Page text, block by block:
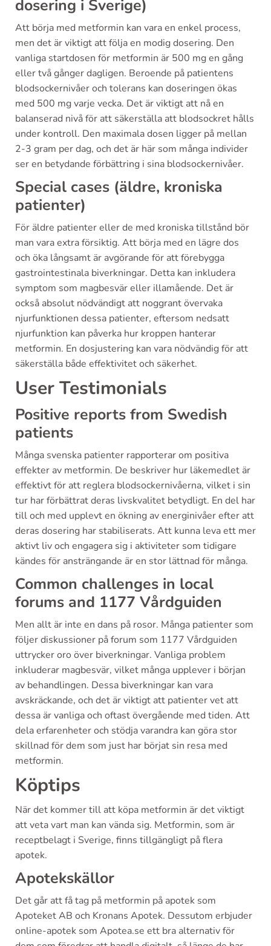
dosering i Sverige)
Att börja med metformin kan vara en enkel process,
men det är viktigt att följa en modig dosering. Den
vanliga startdosen för metformin är 500 mg en gång
eller två gånger dagligen. Beroende på patientens
blodsockernivåer och tolerans kan doseringen ökas
med 500 mg varje vecka. Det är viktigt att nå en
balanserad nivå för att säkerställa att blodsockret hålls
under kontroll. Den maximala dosen ligger på mellan
2-3 gram per dag, och det är här som många individer
ser en betydande förbättring i sina blodsockernivåer.
Special cases (äldre, kroniska
patienter)
För äldre patienter eller de med kroniska tillstånd bör
man vara extra försiktig. Att börja med en lägre dos
och öka långsamt är avgörande för att förebygga
gastrointestinala biverkningar. Detta kan inkludera
symptom som magbesvär eller illamående. Det är
också absolut nödvändigt att noggrant övervaka
njurfunktionen dessa patienter, eftersom nedsatt
njurfunktion kan påverka hur kroppen hanterar
metformin. En dosjustering kan vara nödvändig för att
säkerställa både effektivitet och säkerhet.
User Testimonials
Positive reports from Swedish
patients
Många svenska patienter rapporterar om positiva
effekter av metformin. De beskriver hur läkemedlet är
effektivt för att reglera blodsockernivåerna, vilket i sin
tur har förbättrat deras livskvalitet betydligt. En del har
till och med upplevt en ökning av energinivåer efter att
deras dosering har stabiliserats. Att kunna leva ett mer
aktivt liv och engagera sig i aktiviteter som tidigare
kändes för ansträngande är en stor lättnad för många.
Common challenges in local
forums and 1177 Vårdguiden
Men allt är inte en dans på rosor. Många patienter som
följer diskussioner på forum som 1177 Vårdguiden
uttrycker oro över biverkningar. Vanliga problem
inkluderar magbesvär, vilket många upplever i början
av behandlingen. Dessa biverkningar kan vara
avskräckande, och det är viktigt att patienter vet att
dessa är vanliga och oftast övergående med tiden. Att
dela erfarenheter och stödja varandra kan göra stor
skillnad för dem som just har börjat sin resa med
metformin.
Köptips
När det kommer till att köpa metformin är det viktigt
att veta vart man kan vända sig. Metformin, som är
receptbelagt i Sverige, finns tillgängligt på flera
apotek.
Apotekskällor
Det går att få tag på metformin på apotek som
Apoteket AB och Kronans Apotek. Dessutom erbjuder
online-apotek som Apotea.se ett bra alternativ för